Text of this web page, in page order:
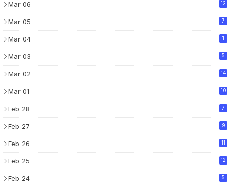
Mar 06 12
Mar 05 7
Mar 04 1
Mar 03 5
Mar 02 14
Mar 01 10
Feb 28 7
Feb 27 9
Feb 26 11
Feb 25 12
Feb 24 5